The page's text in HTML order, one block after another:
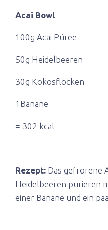
Acai Bowl
100g Acai Püree
50g Heidelbeeren
30g Kokosflocken
1Banane
= 302 kcal
Rezept: Das gefrorene
Heidelbeeren purieren
einer Banane und ein